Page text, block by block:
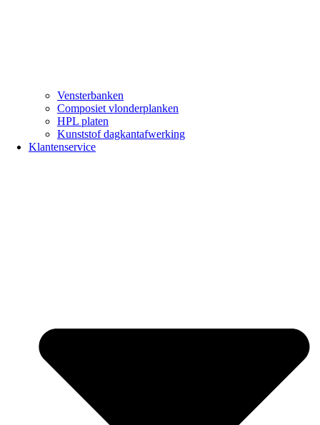
Vensterbanken
Composiet vlonderplanken
HPL platen
Kunststof dagkantafwerking
Klantenservice